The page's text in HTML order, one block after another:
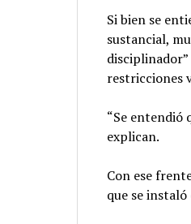
Si bien se
sustancial,
restricciones
“Se entendió
explican.
Con ese
que se